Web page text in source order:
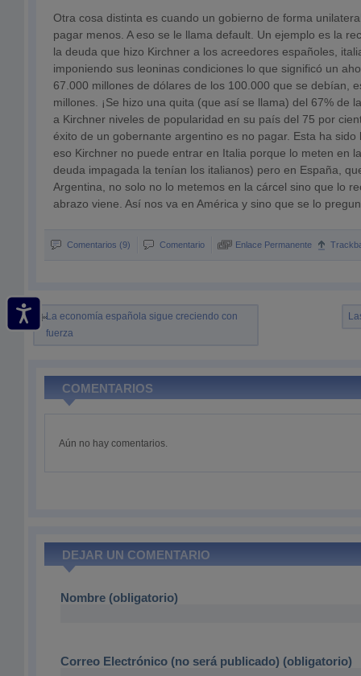
Otra cosa distinta es cuando un gobierno de forma
pagar menos. A eso se le llama default. Un ejemplo es la
la deuda que hizo Kirchner a los acreedores españoles,
imponiendo sus leoninas condiciones lo que significó un
67.000 millones de dólares de los 100.000 que se debían,
millones. ¡Se hizo una quita (que así se llama) del 67% de
a Kirchner niveles de popularidad en su país del 75 por
éxito de un gobernante argentino es no pagar. Esta ha sido
eso Kirchner no puede entrar en Italia porque lo meten en
deuda impagada la tenían los italianos) pero en España,
Argentina, no solo no lo metemos en la cárcel sino que lo
abrazo viene. Así nos va en América y sino que se lo
Comentarios (9) Comentario Enlace Permanente
La economía española sigue creciendo con
fuerza
COMENTARIOS
Aún no hay comentarios.
DEJAR UN COMENTARIO
Nombre (obligatorio)
Correo Electrónico (no será publicado) (obligatorio)